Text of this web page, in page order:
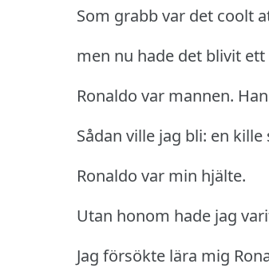
Som grabb var det coolt
men nu hade det blivit
Ronaldo var mannen.
Sådan ville jag bli: en
Ronaldo var min hjälte.
Utan honom hade jag
Jag försökte lära mig